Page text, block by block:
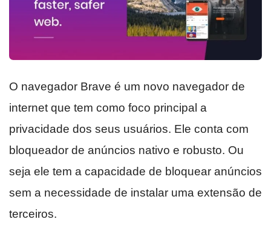
O navegador Brave é um novo navegador de
internet que tem como foco principal a
privacidade dos seus usuários. Ele conta com
bloqueador de anúncios nativo e robusto. Ou
seja ele tem a capacidade de bloquear anúncios
sem a necessidade de instalar uma extensão de
terceiros.